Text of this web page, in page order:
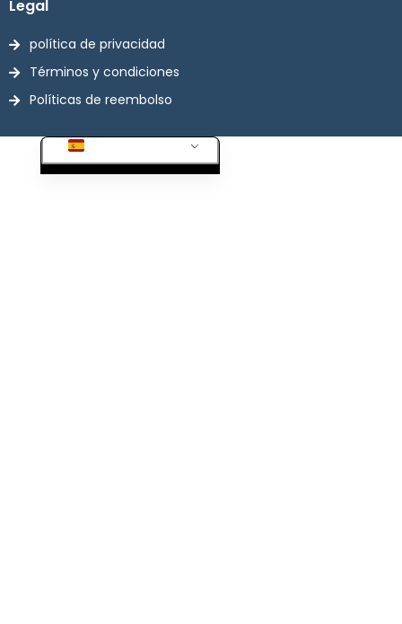
Legal
política de privacidad
Términos y condiciones
Políticas de reembolso